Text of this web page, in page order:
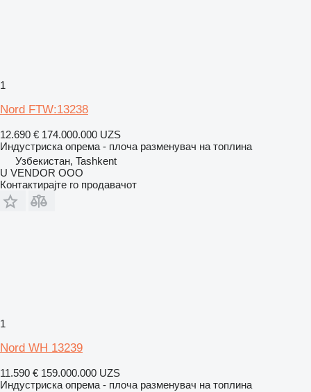
1
Nord FTW:13238
12.690 € 174.000.000 UZS
Индустриска опрема - плоча разменувач на топлина
Узбекистан, Tashkent
U VENDOR OOO
Контактирајте го продавачот
1
Nord WH 13239
11.590 € 159.000.000 UZS
Индустриска опрема - плоча разменувач на топлина